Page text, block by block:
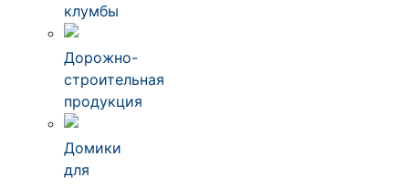
клумбы
Дорожно-
строительная
продукция
Домики
для